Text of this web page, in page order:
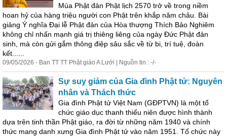
Mùa Phật đản Phật lịch 2570 trở về trong niềm
hoan hỷ của hàng triệu người con Phật trên khắp năm châu. Bài
giảng Ý nghĩa Đại lễ Phật đản của Hòa thượng Thích Bảo Nghiêm
không chỉ nhấn mạnh giá trị thiêng liêng của ngày Đức Phật đản
sinh, mà còn gửi gắm thông điệp sâu sắc về từ bi, trí tuệ, đoàn
kết......
09/05/2026 - Ban TT TT Phật giáo A Lưới | Nguồn tin : -/-
Sự suy giảm của Gia đình Phật tử: Nguyên
nhân và Thách thức
Gia đình Phật tử Việt Nam (GĐPTVN) là một tổ
chức giáo dục thanh thiếu niên được hình thành
dựa trên tinh thần Phật giáo, ra đời từ những năm 1940 và chính
thức mang danh xưng Gia đình Phật tử vào năm 1951. Tổ chức này